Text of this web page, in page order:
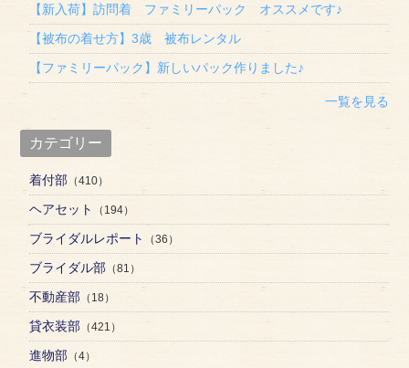
【新入荷】訪問着 ファミリーパック オススメです♪
【被布の着せ方】3歳 被布レンタル
【ファミリーパック】新しいパック作りました♪
一覧を見る
カテゴリー
着付部 （410）
ヘアセット （194）
ブライダルレポート （36）
ブライダル部 （81）
不動産部 （18）
貸衣装部 （421）
進物部 （4）